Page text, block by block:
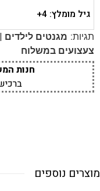
גיל מומלץ: 4+
תגיות: מגנטים לילדים |
צעצועים במשלוח
חנות
ברכישה מעל
מוצרים נוספים